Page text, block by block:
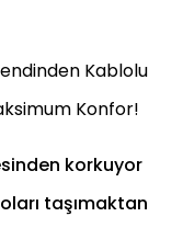
Kablolu
Konfor!
korkuyor
taşımaktan